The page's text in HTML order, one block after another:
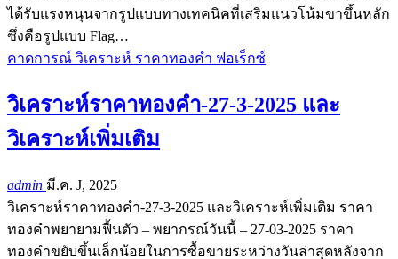
ได้รับแรงหนุนจากรูปแบบทางเทคนิคที่เสริมแนวโน้มขาขึ้นหลัก
ซึ่งคือรูปแบบ Flag…
คาดการณ์ วิเคราะห์ ราคาทองคำ ฟอเร็กซ์
วิเคราะห์ราคาทองคำ-27-3-2025 และ
วิเคราะห์เพิ่มเติม
admin มี.ค. J, 2025
วิเคราะห์ราคาทองคำ-27-3-2025 และวิเคราะห์เพิ่มเติม ราคา
ทองคำพยายามฟื้นตัว – พยากรณ์วันนี้ – 27-03-2025 ราคา
ทองคำขยับขึ้นเล็กน้อยในการซื้อขายระหว่างวันล่าสุดหลังจาก